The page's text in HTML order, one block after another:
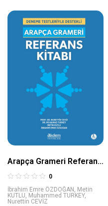
Arapça Grameri Referans
Kitabı
0
İbrahim Emre ÖZDOĞAN , Metin
KUTLU, Muhammed TURKEY,
Nurettin CEVİZ